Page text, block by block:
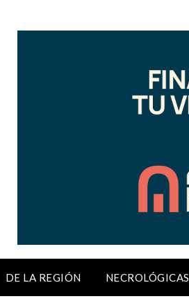
DE LA REGIÓN NECROLÓGICAS